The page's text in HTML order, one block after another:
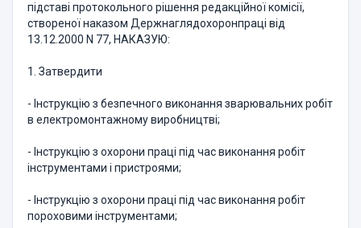
підставі протокольного рішення редакційної комісії,
створеної наказом Держнаглядохоронпраці від
13.12.2000 N 77, НАКАЗУЮ:
1. Затвердити
- Інструкцію з безпечного виконання зварювальних робіт
в електромонтажному виробництві;
- Інструкцію з охорони праці під час виконання робіт
інструментами і пристроями;
- Інструкцію з охорони праці під час виконання робіт
пороховими інструментами;